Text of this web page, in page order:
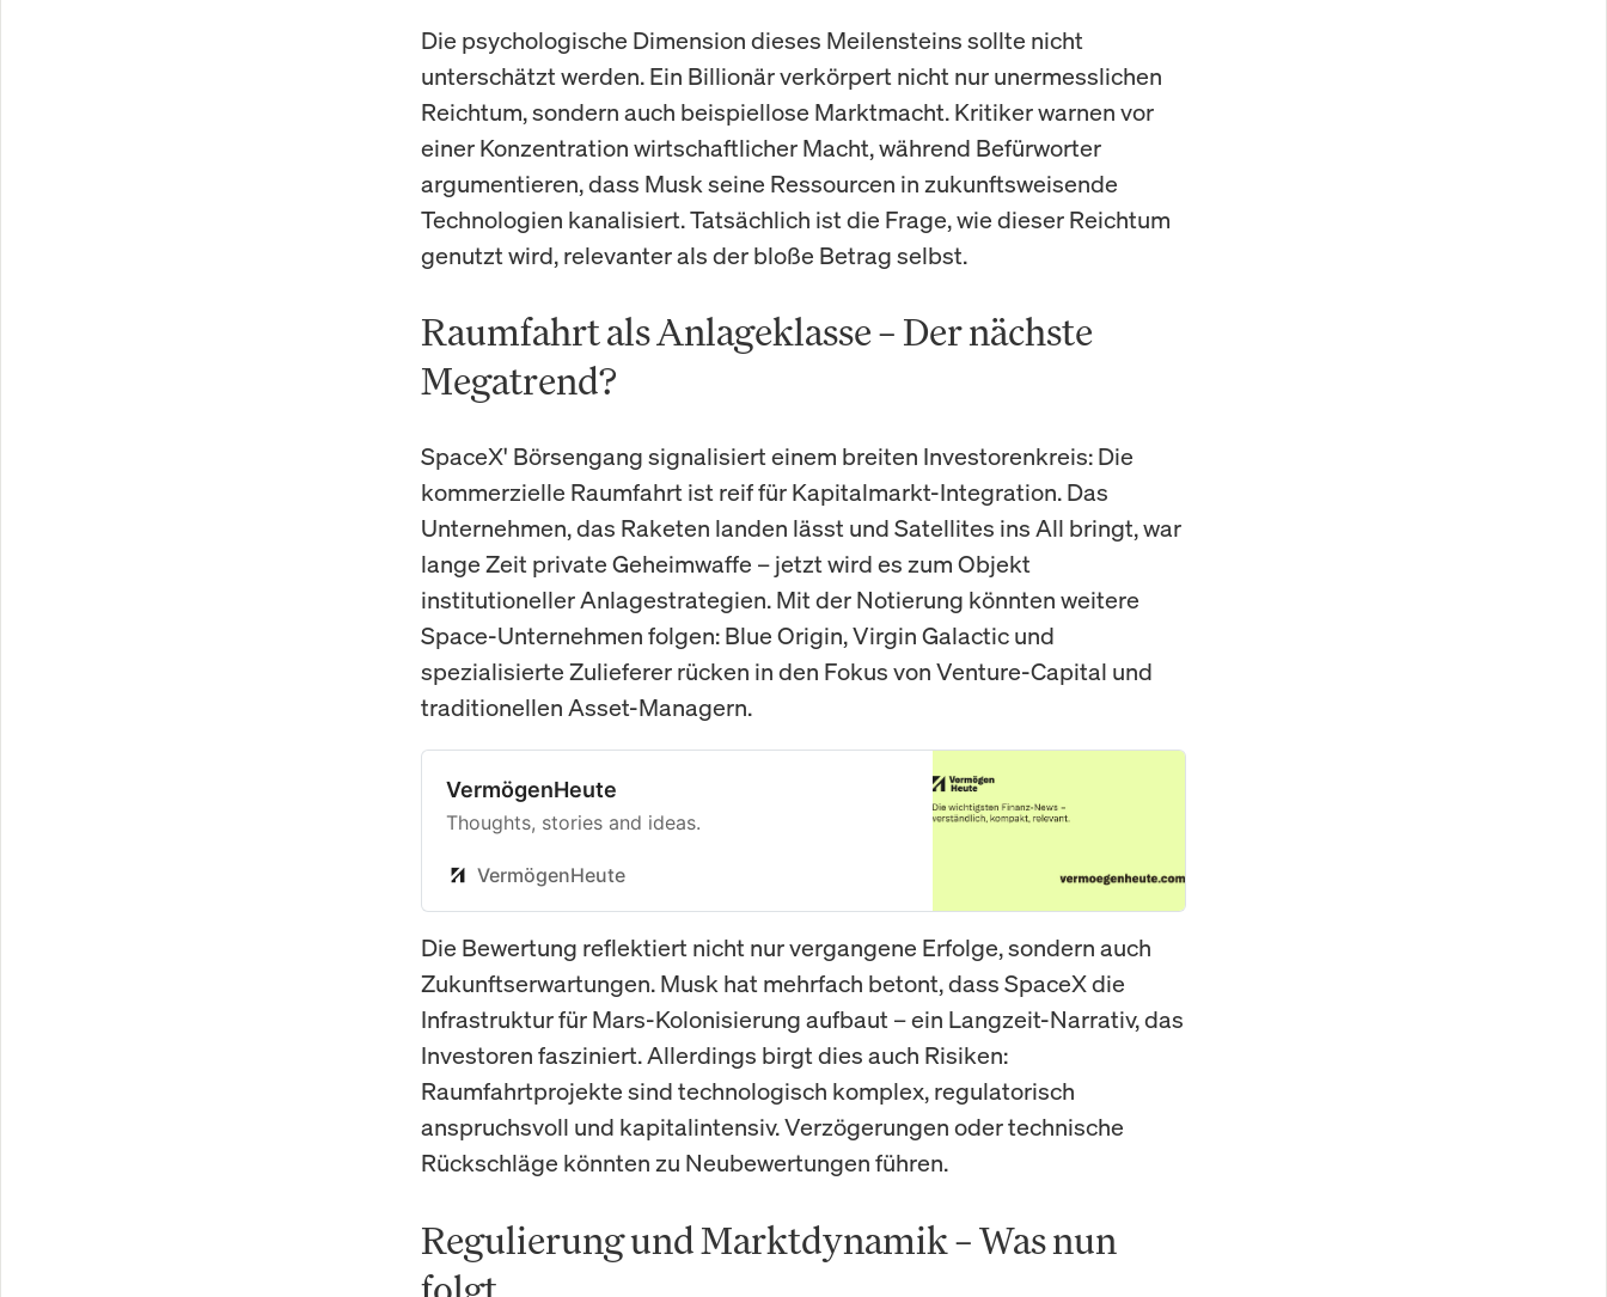
Die psychologische Dimension dieses Meilensteins sollte nicht
unterschätzt werden. Ein Billionär verkörpert nicht nur unermesslichen
Reichtum, sondern auch beispiellose Marktmacht. Kritiker warnen vor
einer Konzentration wirtschaftlicher Macht, während Befürworter
argumentieren, dass Musk seine Ressourcen in zukunftsweisende
Technologien kanalisiert. Tatsächlich ist die Frage, wie dieser Reichtum
genutzt wird, relevanter als der bloße Betrag selbst.
Raumfahrt als Anlageklasse – Der nächste
Megatrend?
SpaceX' Börsengang signalisiert einem breiten Investorenkreis: Die
kommerzielle Raumfahrt ist reif für Kapitalmarkt-Integration. Das
Unternehmen, das Raketen landen lässt und Satellites ins All bringt, war
lange Zeit private Geheimwaffe – jetzt wird es zum Objekt
institutioneller Anlagestrategien. Mit der Notierung könnten weitere
Space-Unternehmen folgen: Blue Origin, Virgin Galactic und
spezialisierte Zulieferer rücken in den Fokus von Venture-Capital und
traditionellen Asset-Managern.
VermögenHeute
Thoughts, stories and ideas.
VermögenHeute
Die Bewertung reflektiert nicht nur vergangene Erfolge, sondern auch
Zukunftserwartungen. Musk hat mehrfach betont, dass SpaceX die
Infrastruktur für Mars-Kolonisierung aufbaut – ein Langzeit-Narrativ, das
Investoren fasziniert. Allerdings birgt dies auch Risiken:
Raumfahrtprojekte sind technologisch komplex, regulatorisch
anspruchsvoll und kapitalintensiv. Verzögerungen oder technische
Rückschläge könnten zu Neubewertungen führen.
Regulierung und Marktdynamik – Was nun